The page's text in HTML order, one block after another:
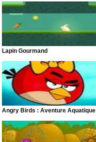
Lapin Gourmand
Angry Birds : Aventure Aquatique